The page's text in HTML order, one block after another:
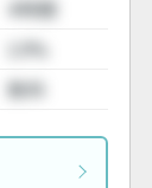
4時間
10%
無料